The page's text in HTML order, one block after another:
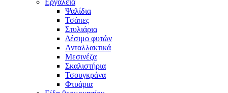
Ψαλίδια
Τσάπες
Στυλιάρια
Δέσιμο φυτών
Ανταλλακτικά
Μεσινέζα
Σκαλιστήρια
Τσουγκράνα
Φτυάρια